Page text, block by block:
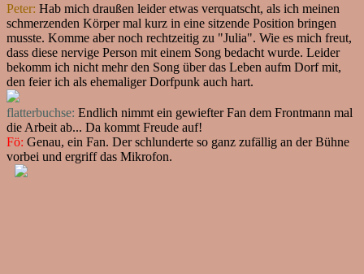
Peter: Hab mich draußen leider etwas verquatscht, als ich meinen
schmerzenden Körper mal kurz in eine sitzende Position bringen
musste. Komme aber noch rechtzeitig zu "Julia". Wie es mich freut,
dass diese nervige Person mit einem Song bedacht wurde. Leider
bekomm ich nicht mehr den Song über das Leben aufm Dorf mit,
den feier ich als ehemaliger Dorfpunk auch hart.
flatterbuchse: Endlich nimmt ein gewiefter Fan dem Frontmann mal
die Arbeit ab... Da kommt Freude auf!
Fö: Genau, ein Fan. Der schlunderte so ganz zufällig an der Bühne
vorbei und ergriff das Mikrofon.